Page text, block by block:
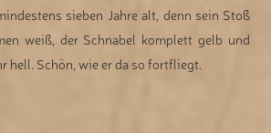
sieben Jahre alt, denn sein Stoß
weiß, der Schnabel komplett gelb und
hell. Schön, wie er da so fortfliegt.